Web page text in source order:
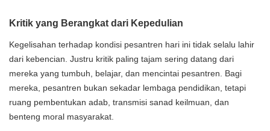
Kritik yang Berangkat dari Kepedulian
Kegelisahan terhadap kondisi pesantren hari ini tidak selalu lahir
dari kebencian. Justru kritik paling tajam sering datang dari
mereka yang tumbuh, belajar, dan mencintai pesantren. Bagi
mereka, pesantren bukan sekadar lembaga pendidikan, tetapi
ruang pembentukan adab, transmisi sanad keilmuan, dan
benteng moral masyarakat.